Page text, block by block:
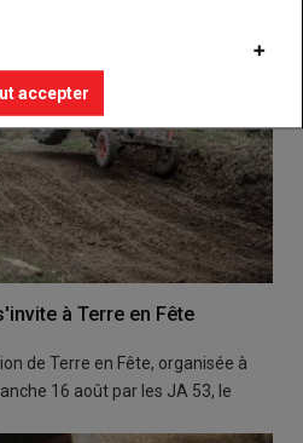
à Terre en Fête
de Terre en Fête, organisée à
16 août par les JA 53, le
accepter